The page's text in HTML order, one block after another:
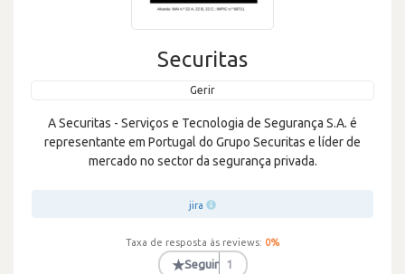
Securitas
Gerir
A Securitas - Serviços e Tecnologia de Segurança S.A. é
representante em Portugal do Grupo Securitas e líder de
mercado no sector da segurança privada.
jira
Taxa de resposta às reviews: 0%
★Seguir 1